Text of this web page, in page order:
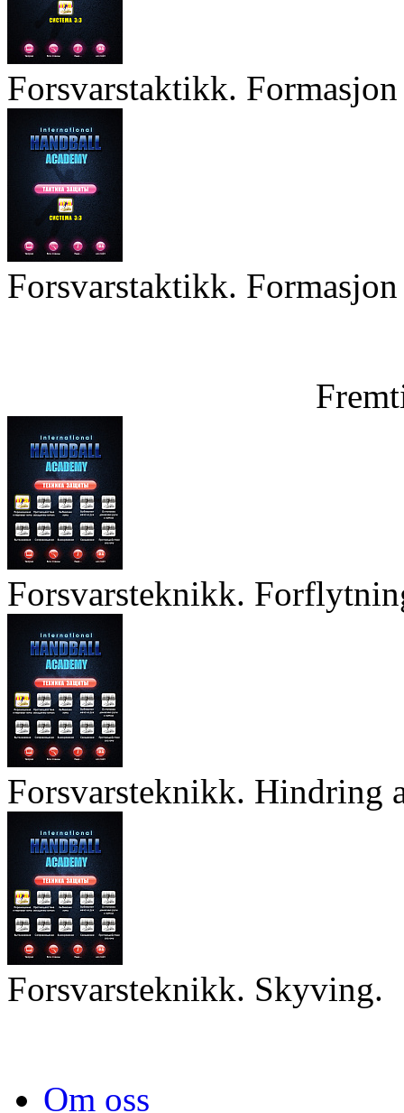
Forsvarstaktikk.
Forsvarstaktikk.
Forsvarsteknikk.
Forsvarsteknikk. Hindring
Forsvarsteknikk. Skyving.
Om oss